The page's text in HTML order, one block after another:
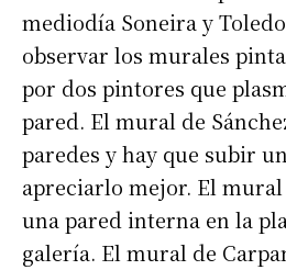
mediodía Soneira y
observar los murales
por dos pintores que
pared. El mural de
paredes y hay que subir
apreciarlo mejor. El mural
una pared interna en la
galería. El mural de